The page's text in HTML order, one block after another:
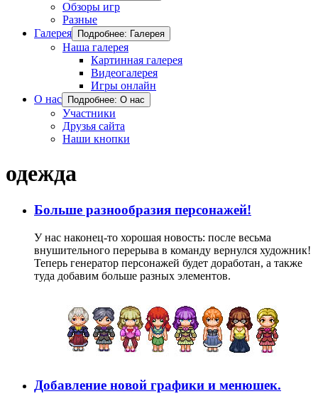
Обзоры игр
Разные
Галерея
Подробнее: Галерея
Наша галерея
Картинная галерея
Видеогалерея
Игры онлайн
О нас
Подробнее: О нас
Участники
Друзья сайта
Наши кнопки
одежда
Больше разнообразия персонажей!
У нас наконец-то хорошая новость: после весьма
внушительного перерыва в команду вернулся художник!
Теперь генератор персонажей будет доработан, а также
туда добавим больше разных элементов.
Добавление новой графики и менюшек.